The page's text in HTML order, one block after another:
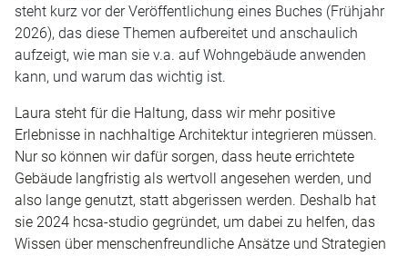
steht kurz vor der Veröffentlichung eines Buches (Frühjahr
2026), das diese Themen aufbereitet und anschaulich
aufzeigt, wie man sie v.a. auf Wohngebäude anwenden
kann, und warum das wichtig ist.
Laura steht für die Haltung, dass wir mehr positive
Erlebnisse in nachhaltige Architektur integrieren müssen.
Nur so können wir dafür sorgen, dass heute errichtete
Gebäude langfristig als wertvoll angesehen werden, und
also lange genutzt, statt abgerissen werden. Deshalb hat
sie 2024 hcsa-studio gegründet, um dabei zu helfen, das
Wissen über menschenfreundliche Ansätze und Strategien